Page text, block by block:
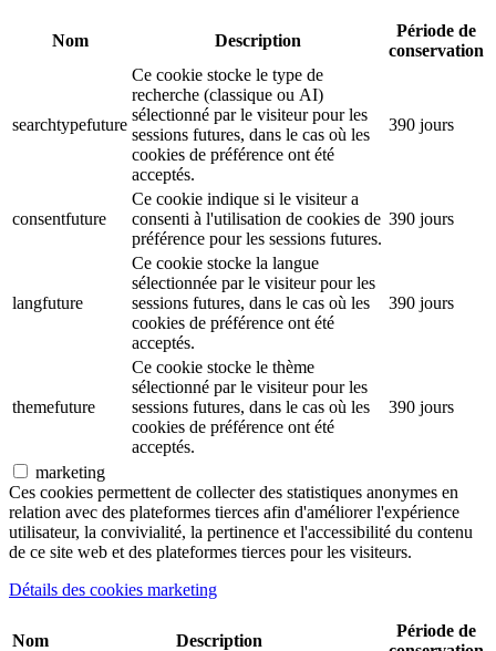
Nom Description
Période de
conservation
searchtypefuture
Ce cookie stocke le type de
recherche (classique ou AI)
sélectionné par le visiteur pour les
sessions futures, dans le cas où les
cookies de préférence ont été
acceptés.
390 jours
consentfuture
Ce cookie indique si le visiteur a
consenti à l'utilisation de cookies de
préférence pour les sessions futures.
390 jours
langfuture
Ce cookie stocke la langue
sélectionnée par le visiteur pour les
sessions futures, dans le cas où les
cookies de préférence ont été
acceptés.
390 jours
themefuture
Ce cookie stocke le thème
sélectionné par le visiteur pour les
sessions futures, dans le cas où les
cookies de préférence ont été
acceptés.
390 jours
marketing
Ces cookies permettent de collecter des statistiques anonymes en
relation avec des plateformes tierces afin d'améliorer l'expérience
utilisateur, la convivialité, la pertinence et l'accessibilité du contenu
de ce site web et des plateformes tierces pour les visiteurs.
Détails des cookies marketing
Nom Description
Période de